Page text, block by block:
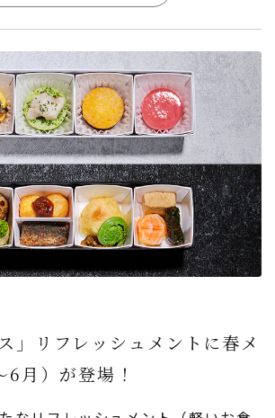
」リフレッシュメントに春メ
月）が登場！